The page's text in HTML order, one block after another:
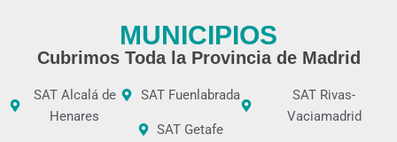
MUNICIPIOS
Cubrimos Toda la Provincia de Madrid
SAT Alcalá de
Henares
SAT Fuenlabrada
SAT Getafe
SAT Rivas-
Vaciamadrid